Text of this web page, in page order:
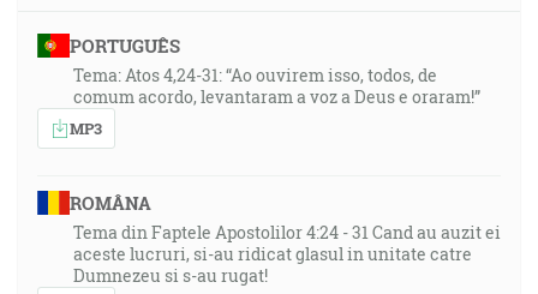
PORTUGUÊS
Tema: Atos 4,24-31: “Ao ouvirem isso, todos, de
comum acordo, levantaram a voz a Deus e oraram!”
MP3
ROMÂNA
Tema din Faptele Apostolilor 4:24 - 31 Cand au auzit ei
aceste lucruri, si-au ridicat glasul in unitate catre
Dumnezeu si s-au rugat!